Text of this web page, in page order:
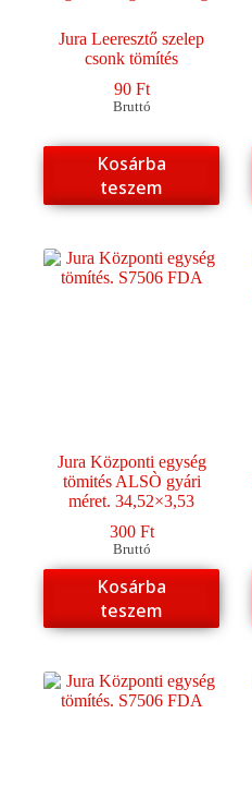
Jura Leeresztő szelep
csonk tömítés
90 Ft
Bruttó
Kosárba
teszem
Jura Központi egység
tömités ALSÒ gyári
méret. 34,52×3,53
300 Ft
Bruttó
Kosárba
teszem